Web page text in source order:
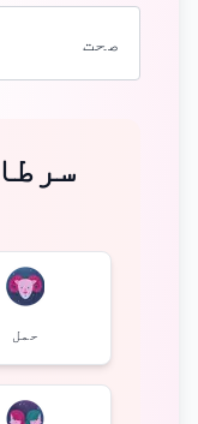
صحت
حمل